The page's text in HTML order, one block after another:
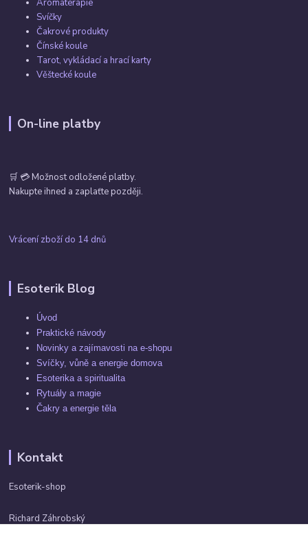
Aromaterapie
Svíčky
Čakrové produkty
Čínské koule
Tarot, vykládací a hrací karty
Věštecké koule
On-line platby
🛒 💳 Možnost odložené platby.
Nakupte ihned a zaplaťte později.
Vrácení zboží do 14 dnů
Esoterik Blog
Úvod
Praktické návody
Novinky a zajímavosti na e-shopu
Svíčky, vůně a energie domova
Esoterika a spiritualita
Rytuály a magie
Čakry a energie těla
Kontakt
Esoterik-shop
Richard Záhrobský